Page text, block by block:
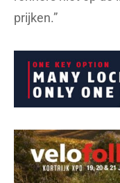
prijken.”